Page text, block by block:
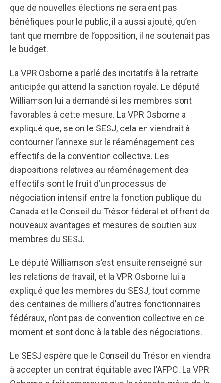
que de nouvelles élections ne seraient pas
bénéfiques pour le public, il a aussi ajouté, qu’en
tant que membre de l’opposition, il ne soutenait pas
le budget.
La VPR Osborne a parlé des incitatifs à la retraite
anticipée qui attend la sanction royale. Le député
Williamson lui a demandé si les membres sont
favorables à cette mesure. La VPR Osborne a
expliqué que, selon le SESJ, cela en viendrait à
contourner l’annexe sur le réaménagement des
effectifs de la convention collective. Les
dispositions relatives au réaménagement des
effectifs sont le fruit d’un processus de
négociation intensif entre la fonction publique du
Canada et le Conseil du Trésor fédéral et offrent de
nouveaux avantages et mesures de soutien aux
membres du SESJ.
Le député Williamson s’est ensuite renseigné sur
les relations de travail, et la VPR Osborne lui a
expliqué que les membres du SESJ, tout comme
des centaines de milliers d’autres fonctionnaires
fédéraux, n’ont pas de convention collective en ce
moment et sont donc à la table des négociations.
Le SESJ espère que le Conseil du Trésor en viendra
à accepter un contrat équitable avec l’AFPC. La VPR